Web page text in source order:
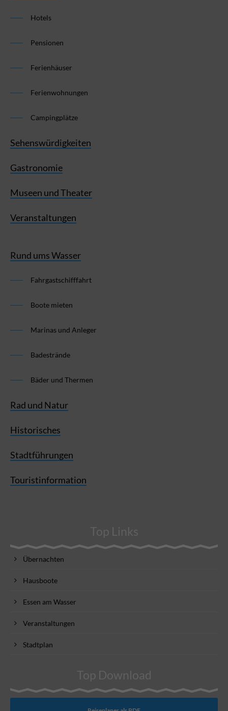
Hotels
Pensionen
Ferienhäuser
Ferienwohnungen
Campingplätze
Sehenswürdigkeiten
Gastronomie
Museen und Theater
Veranstaltungen
Rund ums Wasser
Fahrgastschifffahrt
Boote mieten
Marinas und Anleger
Badestrände
Bäder und Thermen
Rad und Natur
Historisches
Stadtführungen
Touristinformation
Top Links
Übernachten
Hausboote
Essen am Wasser
Veranstaltungen
Stadtplan
Top Download